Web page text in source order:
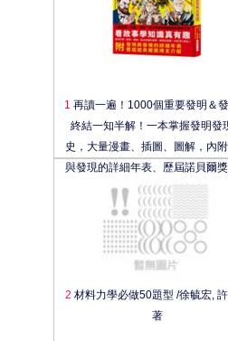
1 再讀一遍！1000個重要發明＆發
終結一知半解！一本掌握發明發
史，大量漫畫、插圖、圖解，內
與發現的詳細年表、歷屆諾貝爾
介紹
2 材料力學必做50題型 /徐毓宏,
著